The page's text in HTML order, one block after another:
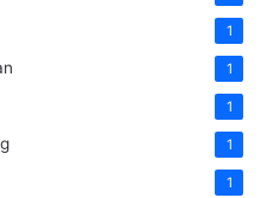
1
1
1
1
1